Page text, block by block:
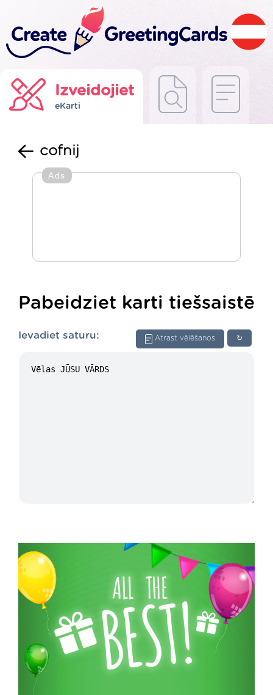
Izveidojiet
eKarti
cofnij
Ads
Pabeidziet karti tiešsaistē
↻
Atrast vēlēšanos
Ievadiet saturu: